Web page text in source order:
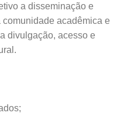
a disseminação e
acadêmica e
divulgação, acesso e